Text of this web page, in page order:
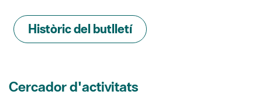
Cercador d'activitats